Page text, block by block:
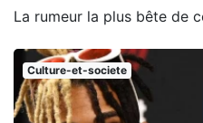
La rumeur la plus bête de
Culture-et-societe